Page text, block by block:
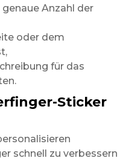
Anzahl der
oder dem
für das
Sticker
schnell zu verbessern